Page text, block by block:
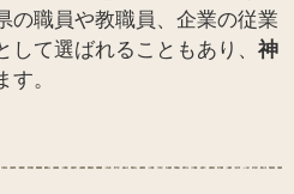
の職員や教職員、企業の従業
して選ばれることもあり、 神
す。